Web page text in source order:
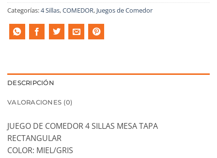
Categorías:4 Sillas,COMEDOR, Juegos de Comedor
DESCRIPCIÓN
VALORACIONES (0)
JUEGO DE COMEDOR 4 SILLAS MESA TAPA
RECTANGULAR
COLOR: MIEL/GRIS